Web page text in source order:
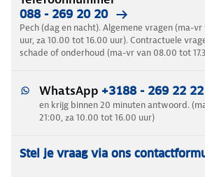
088 - 269 20 20
Pech (dag en nacht). Algemene vragen (ma-vr
uur, za 10.00 tot 16.00 uur). Contractuele
schade of onderhoud (ma-vr van 08.00 tot
WhatsApp +3188 - 269 22 22
en krijg binnen 20 minuten antwoord.
21:00, za 10.00 tot 16.00 uur)
Stel je vraag via ons